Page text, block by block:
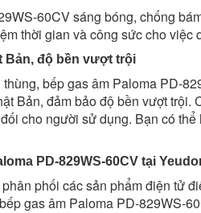
60CV sáng bóng, chống
thời gian và công sức cho việc
Bản, độ bền vượt trội
bếp gas âm Paloma PD-
Bản, đảm bảo độ bền vượt trội.
cho người sử dụng. Bạn có
PD-829WS-60CV tại
phối các sản phẩm điện tử
gas âm Paloma PD-829WS-